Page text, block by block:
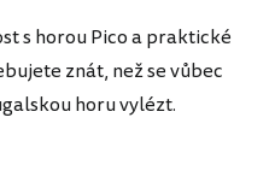
s horou Pico a praktické
znát, než se vůbec
horu vylézt.